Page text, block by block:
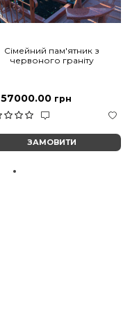
Сімейний пам'ятник з
червоного граніту
57000.00 грн
ЗАМОВИТИ